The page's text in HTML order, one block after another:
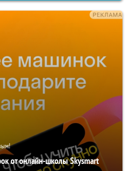
от онлайн-школы Skysmart